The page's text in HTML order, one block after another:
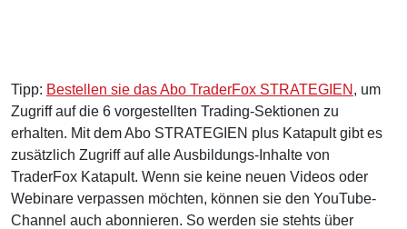
Tipp: Bestellen sie das Abo TraderFox STRATEGIEN , um
Zugriff auf die 6 vorgestellten Trading-Sektionen zu
erhalten. Mit dem Abo STRATEGIEN plus Katapult gibt es
zusätzlich Zugriff auf alle Ausbildungs-Inhalte von
TraderFox Katapult. Wenn sie keine neuen Videos oder
Webinare verpassen möchten, können sie den YouTube-
Channel auch abonnieren. So werden sie stehts über